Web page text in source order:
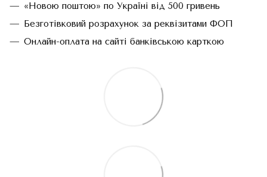
«Новою поштою» по Україні від 500 гривень
Безготівковий розрахунок за реквізитами ФОП
Онлайн-оплата на сайті банківською карткою